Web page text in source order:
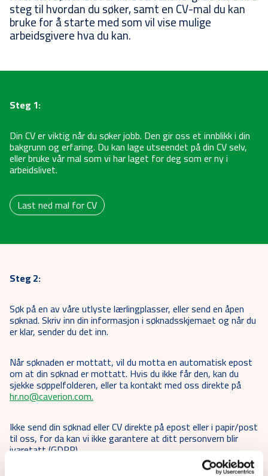
steg til hvordan du søker, samt en CV-mal du kan
bruke for å starte med som vil vise mulige
arbeidsgivere hva du kan.
Steg 1:
Din CV er viktig når du søker jobb. Den gir oss et innblikk i din
bakgrunn og erfaring. Du kan lage utseendet på din CV selv,
eller bruke vår mal som vi har laget for deg som er ny i
arbeidslivet.
Last ned mal for CV
Steg 2:
Søk på en av våre utlyste lærlingplasser, eller send en åpen
søknad. Skriv inn din informasjon i søknadsskjemaet og når du
er klar, sender du det inn.
Når søknaden er mottatt, vil du motta en automatisk epost
om at din søknad er mottatt. Hvis du ikke får den, kan du
sjekke søppelfolderen, eller ta kontakt med oss direkte på
hr.no@caverion.com.
Ikke send din søknad eller CV direkte på epost eller i papir/post
til oss, for da kan vi ikke garantere at ditt personvern blir
ivaretatt (GDPR).